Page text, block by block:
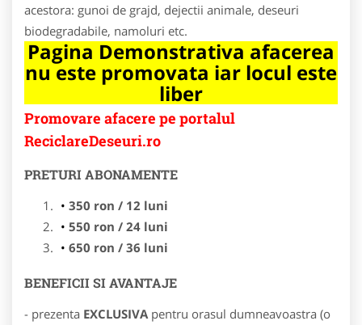
acestora: gunoi de grajd, dejectii animale, deseuri
biodegradabile, namoluri etc.
Pagina Demonstrativa afacerea
nu este promovata iar locul este
liber
Promovare afacere pe portalul
ReciclareDeseuri.ro
PRETURI ABONAMENTE
350 ron / 12 luni
550 ron / 24 luni
650 ron / 36 luni
BENEFICII SI AVANTAJE
- prezenta EXCLUSIVA pentru orasul dumneavoastra (o